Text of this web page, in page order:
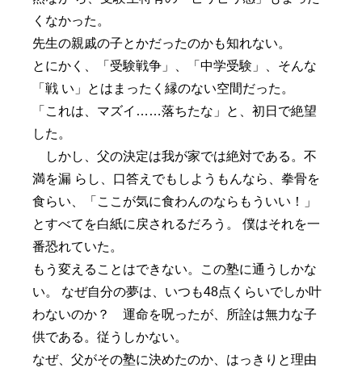
くなかった。
先生の親戚の子とかだったのかも知れない。
とにかく、「受験戦争」、「中学受験」、そんな
「戦 い」とはまったく縁のない空間だった。
「これは、マズイ……落ちたな」と、初日で絶望
した。
しかし、父の決定は我が家では絶対である。不
満を漏 らし、口答えでもしようもんなら、拳骨を
食らい、「ここが気に食わんのならもういい！」
とすべてを白紙に戻されるだろう。 僕はそれを一
番恐れていた。
もう変えることはできない。この塾に通うしかな
い。 なぜ自分の夢は、いつも48点くらいでしか叶
わないのか？ 運命を呪ったが、所詮は無力な子
供である。従うしかない。
なぜ、父がその塾に決めたのか、はっきりと理由